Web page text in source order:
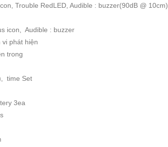
Trouble RedLED, Audible : buzzer(90dB @ 10cm)
icon, Audible : buzzer
phát hiện
trong
time Set
3ea